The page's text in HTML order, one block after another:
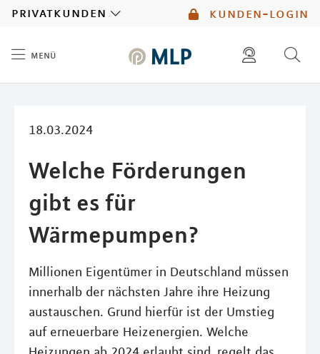
kunden-login
privatkunden
menü
18.03.2024
Welche Förderungen
gibt es für
Wärmepumpen?
Millionen Eigentümer in Deutschland müssen
innerhalb der nächsten Jahre ihre Heizung
austauschen. Grund hierfür ist der Umstieg
auf erneuerbare Heizenergien. Welche